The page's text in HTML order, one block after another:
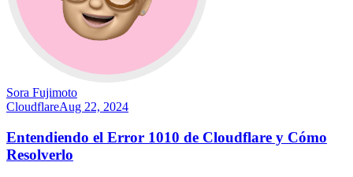
Sora Fujimoto
CloudflareAug 22, 2024
Entendiendo el Error 1010 de Cloudflare y Cómo
Resolverlo